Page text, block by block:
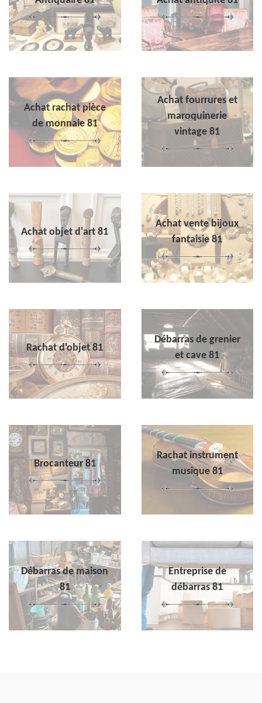
Achat rachat pièce
de monnaie 81
Achat fourrures et
maroquinerie
vintage 81
Achat objet d'art 81
Achat vente bijoux
fantaisie 81
Rachat d'objet 81
Débarras de grenier
et cave 81
Brocanteur 81
Rachat instrument
musique 81
Débarras de maison
81
Entreprise de
débarras 81